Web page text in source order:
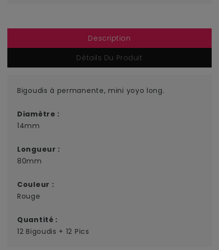
Description
Détails Du Produit
Bigoudis à permanente, mini yoyo long.
Diamètre :
14mm
Longueur :
80mm
Couleur :
Rouge
Quantité :
12 Bigoudis + 12 Pics